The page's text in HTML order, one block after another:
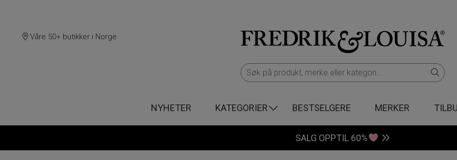
Våre 50+ butikker i Norge
NYHETER KATEGORIER BESTSELGERE MERKER
SALG OPPTIL 60%